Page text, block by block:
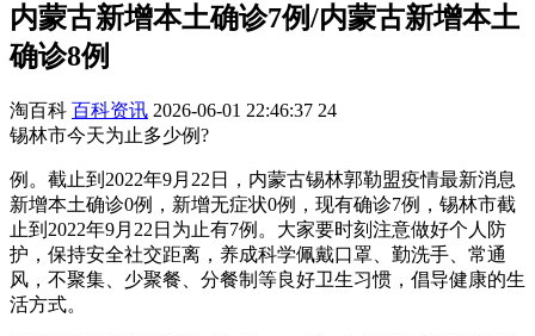
内蒙古新增本土确诊7例/内蒙古新增本土
确诊8例
淘百科 百科资讯 2026-06-01 22:46:37 24
锡林市今天为止多少例?
例。截止到2022年9月22日，内蒙古锡林郭勒盟疫情最新消息
新增本土确诊0例，新增无症状0例，现有确诊7例，锡林市截
止到2022年9月22日为止有7例。大家要时刻注意做好个人防
护，保持安全社交距离，养成科学佩戴口罩、勤洗手、常通
风，不聚集、少聚餐、分餐制等良好卫生习惯，倡导健康的生
活方式。